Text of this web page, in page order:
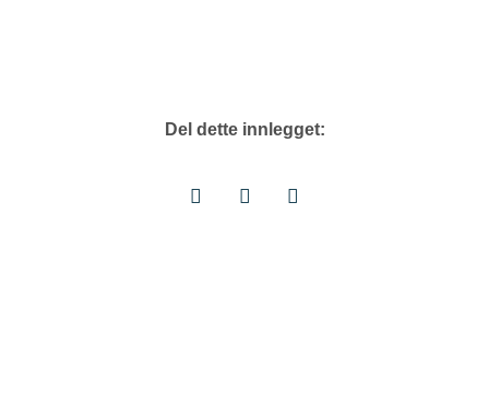
Del dette innlegget: